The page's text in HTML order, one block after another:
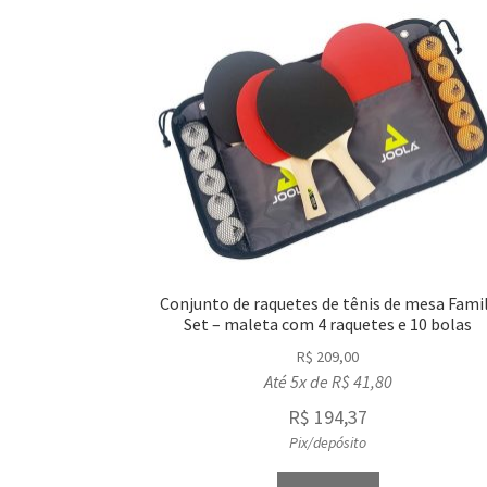
Conjunto de raquetes de tênis de mesa
Set – maleta com 4 raquetes e 10 bolas
R$ 209,00
Até 5x de R$41,80
R$ 194,37
Pix/depósito